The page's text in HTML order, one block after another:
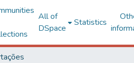
All of
DSpace
Statistics